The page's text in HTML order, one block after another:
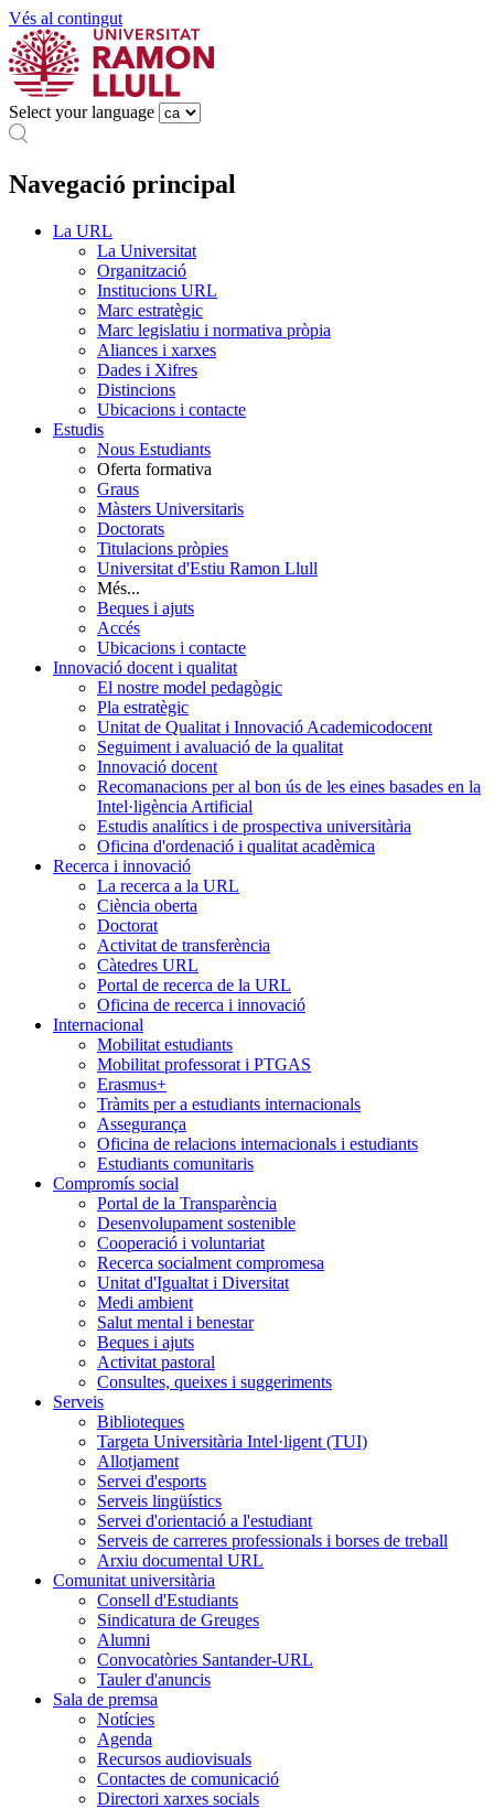
Vés al contingut
Select your language
Navegació principal
La URL
La Universitat
Organització
Institucions URL
Marc estratègic
Marc legislatiu i normativa pròpia
Aliances i xarxes
Dades i Xifres
Distincions
Ubicacions i contacte
Estudis
Nous Estudiants
Oferta formativa
Graus
Màsters Universitaris
Doctorats
Titulacions pròpies
Universitat d'Estiu Ramon Llull
Més...
Beques i ajuts
Accés
Ubicacions i contacte
Innovació docent i qualitat
El nostre model pedagògic
Pla estratègic
Unitat de Qualitat i Innovació Academicodocent
Seguiment i avaluació de la qualitat
Innovació docent
Recomanacions per al bon ús de les eines basades en la
Intel·ligència Artificial
Estudis analítics i de prospectiva universitària
Oficina d'ordenació i qualitat acadèmica
Recerca i innovació
La recerca a la URL
Ciència oberta
Doctorat
Activitat de transferència
Càtedres URL
Portal de recerca de la URL
Oficina de recerca i innovació
Internacional
Mobilitat estudiants
Mobilitat professorat i PTGAS
Erasmus+
Tràmits per a estudiants internacionals
Assegurança
Oficina de relacions internacionals i estudiants
Estudiants comunitaris
Compromís social
Portal de la Transparència
Desenvolupament sostenible
Cooperació i voluntariat
Recerca socialment compromesa
Unitat d'Igualtat i Diversitat
Medi ambient
Salut mental i benestar
Beques i ajuts
Activitat pastoral
Consultes, queixes i suggeriments
Serveis
Biblioteques
Targeta Universitària Intel·ligent (TUI)
Allotjament
Servei d'esports
Serveis lingüístics
Servei d'orientació a l'estudiant
Serveis de carreres professionals i borses de treball
Arxiu documental URL
Comunitat universitària
Consell d'Estudiants
Sindicatura de Greuges
Alumni
Convocatòries Santander-URL
Tauler d'anuncis
Sala de premsa
Notícies
Agenda
Recursos audiovisuals
Contactes de comunicació
Directori xarxes socials